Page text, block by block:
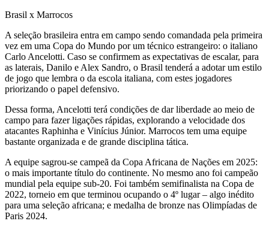
Brasil x Marrocos
A seleção brasileira entra em campo sendo comandada pela primeira
vez em uma Copa do Mundo por um técnico estrangeiro: o italiano
Carlo Ancelotti. Caso se confirmem as expectativas de escalar, para
as laterais, Danilo e Alex Sandro, o Brasil tenderá a adotar um estilo
de jogo que lembra o da escola italiana, com estes jogadores
priorizando o papel defensivo.
Dessa forma, Ancelotti terá condições de dar liberdade ao meio de
campo para fazer ligações rápidas, explorando a velocidade dos
atacantes Raphinha e Vinícius Júnior. Marrocos tem uma equipe
bastante organizada e de grande disciplina tática.
A equipe sagrou-se campeã da Copa Africana de Nações em 2025:
o mais importante título do continente. No mesmo ano foi campeão
mundial pela equipe sub-20. Foi também semifinalista na Copa de
2022, torneio em que terminou ocupando o 4º lugar – algo inédito
para uma seleção africana; e medalha de bronze nas Olimpíadas de
Paris 2024.